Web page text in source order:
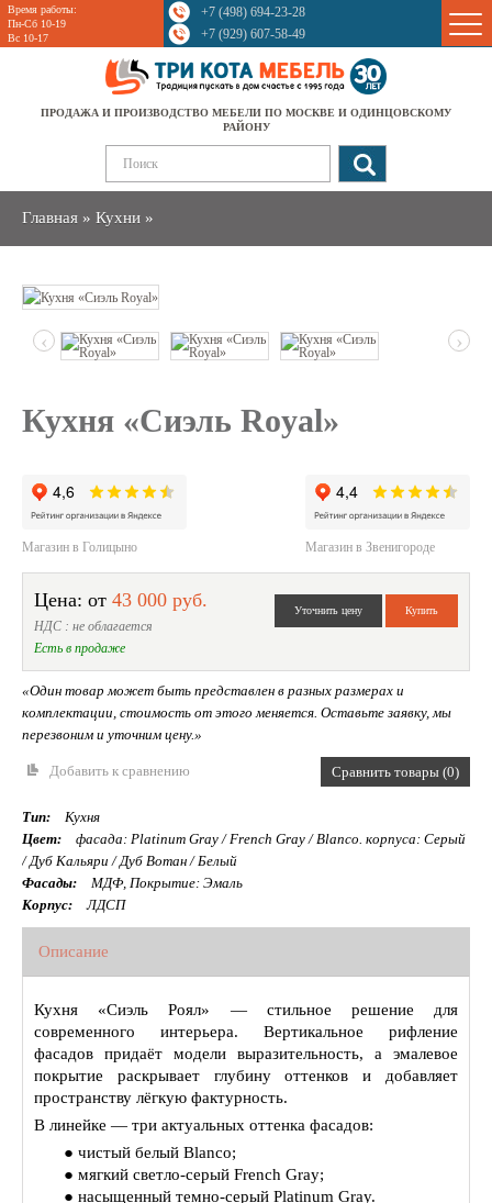
Время работы:
Пн-Сб 10-19
Вс 10-17
+7 (498) 694-23-28
+7 (929) 607-58-49
ПРОДАЖА И ПРОИЗВОДСТВО МЕБЕЛИ ПО МОСКВЕ И ОДИНЦОВСКОМУ
РАЙОНУ
Главная » Кухни »
Sale
‹ ›
Кухня «Сиэль Royal»
Магазин в Голицыно Магазин в Звенигороде
Цена: от 43 000 руб.
НДС : не облагается
Есть в продаже
«Один товар может быть представлен в разных размерах и
комплектации, стоимость от этого меняется. Оставьте заявку, мы
перезвоним и уточним цену.»
Добавить к сравнению Сравнить товары (0)
Тип:
Кухня
Цвет:
фасада: Platinum Gray / French Gray / Blanco. корпуса: Серый
/ Дуб Кальяри / Дуб Вотан / Белый
Фасады:
МДФ, Покрытие: Эмаль
Корпус:
ЛДСП
Описание
Кухня «Сиэль Роял» — стильное решение для
современного интерьера. Вертикальное рифление
фасадов придаёт модели выразительность, а эмалевое
покрытие раскрывает глубину оттенков и добавляет
пространству лёгкую фактурность.
В линейке — три актуальных оттенка фасадов:
● чистый белый Blanco;
● мягкий светло‑серый French Gray;
● насыщенный темно‑серый Platinum Gray.